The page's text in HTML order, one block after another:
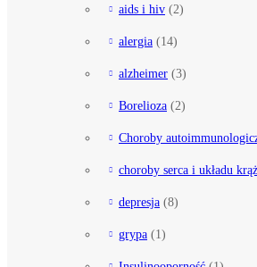
aids i hiv (2)
alergia (14)
alzheimer (3)
Borelioza (2)
Choroby
choroby serca i układu
depresja (8)
grypa (1)